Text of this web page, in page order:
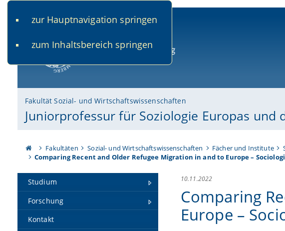
zur Hauptnavigation springen
zum Inhaltsbereich springen
Fakultät Sozial- und Wirtschaftswissenschaften
Juniorprofessur für Soziologie Europas und
Fakultäten Sozial- und Wirtschaftswissenschaften Fächer und Institute
Comparing Recent and Older Refugee Migration in and to Europe –
Studium
Forschung
Kontakt
10.11.2022
Comparing
Europe –